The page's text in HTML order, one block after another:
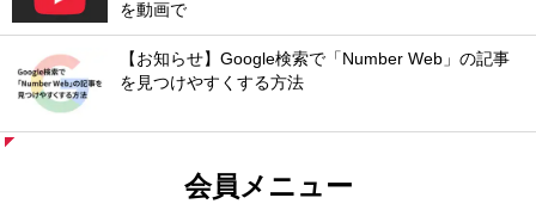
を動画で
【お知らせ】Google検索で「Number Web」の記事
を見つけやすくする方法
会員メニュー